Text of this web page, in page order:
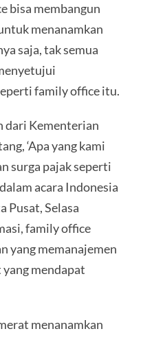
bisa membangun
menanamkan
saja, tak semua
family office itu.
dari Kementerian
‘Apa yang kami
surga pajak seperti
acara Indonesia
Pusat, Selasa
family office
yang memanajemen
mendapat
menanamkan